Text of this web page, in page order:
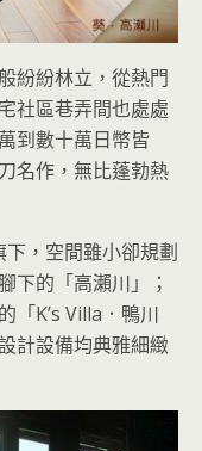
紛紛林立，從熱門
社區巷弄間也處處
到數十萬日幣皆
名作，無比蓬勃熱
，空間雖小卻規劃
下的「高瀨川」；
「K’s Villa．鴨川
計設備均典雅細緻